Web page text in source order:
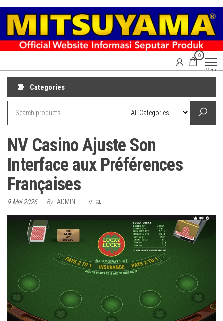
Skip
the
content
0
Menu
Categories
NV Casino Ajuste Son
Interface aux Préférences
Françaises
9 Mei 2026 By ADMIN 0